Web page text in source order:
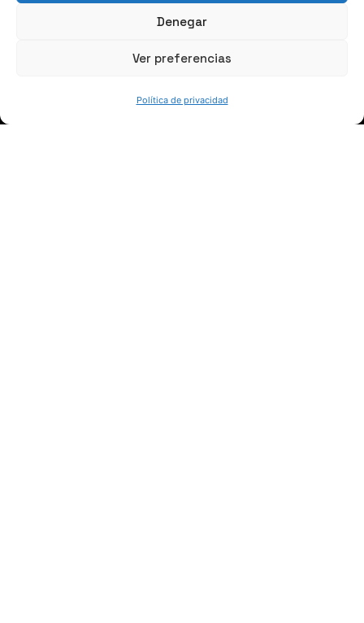
Denegar
Ver preferencias
Política de privacidad
Escríbenos